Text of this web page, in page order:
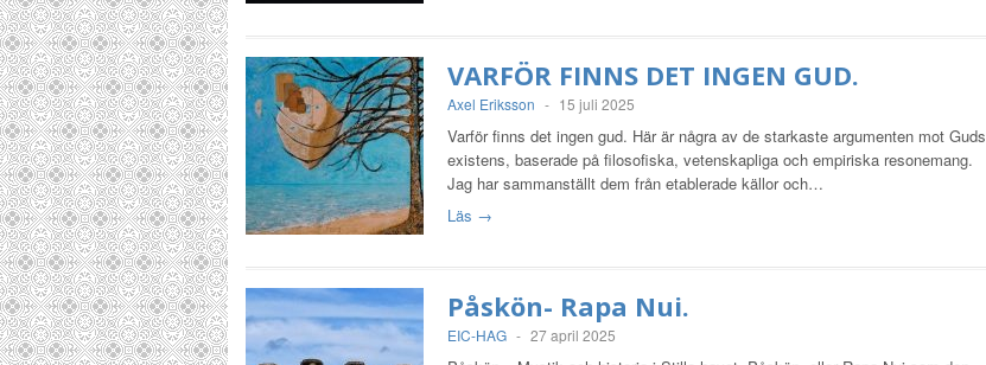
VARFÖR FINNS DET INGEN GUD.
Axel Eriksson - 15 juli 2025
Varför finns det ingen gud. Här är några av de starkaste argumenten mot Guds
existens, baserade på filosofiska, vetenskapliga och empiriska resonemang.
Jag har sammanställt dem från etablerade källor och…
Läs →
Påskön- Rapa Nui.
EIC-HAG - 27 april 2025